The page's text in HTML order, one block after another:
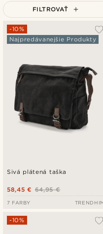
FILTROVAŤ
Sivá plátená taška
-10%
Najpredávanejšie Produkty
64,95 €
58,45 €
7 FARBY
-10%